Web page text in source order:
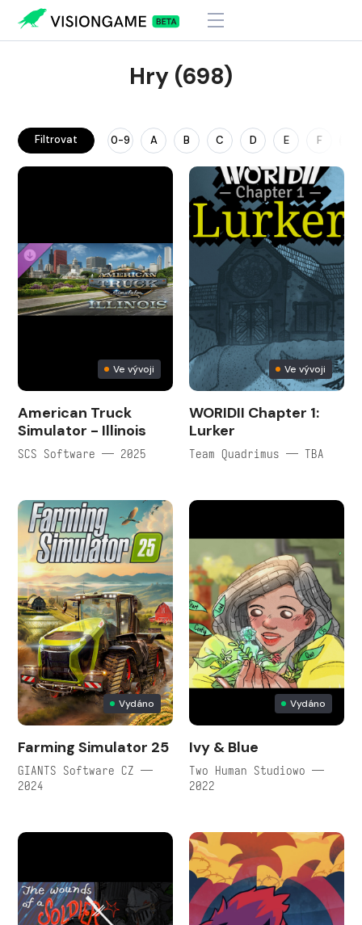
Hry (698)
Filtrovat 0-9 A B C D E F
Ve vývoji
American Truck
Simulator - Illinois
SCS Software — 2025
Ve vývoji
WORIDII Chapter 1:
Lurker
Team Quadrimus — TBA
Vydáno
Farming Simulator 25
GIANTS Software CZ —
2024
Vydáno
Ivy & Blue
Two Human Studiowo —
2022